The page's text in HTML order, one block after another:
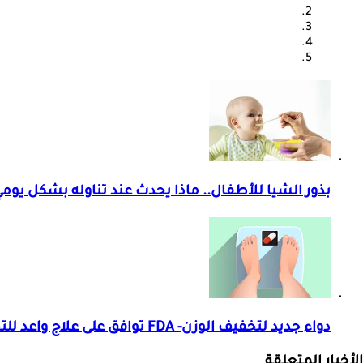
بذور الشيا للأطفال.. ماذا يحدث عند تناوله بشكل
دواء جديد لتخفيف الوزن- FDA توافق على علاج واعد للتخسيس "فيديوجرافيك"